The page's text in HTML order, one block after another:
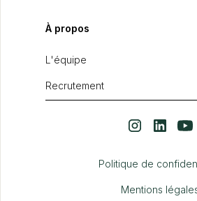
À propos
L'équipe
Recrutement
Politique de
Mentions